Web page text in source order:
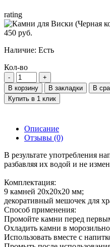
rating
450 руб.
Наличие: Есть
Кол-во
В корзину В закладки
В
Купить в 1 клик
Описание
Отзывы (0)
В результате употребления
разбавляя их водой и не
Комплектация:
9 камней 20x20x20 мм;
декоративный мешочек для
Способ применения:
Промойте камни перед
Охладить камни в
Использовать вместе с